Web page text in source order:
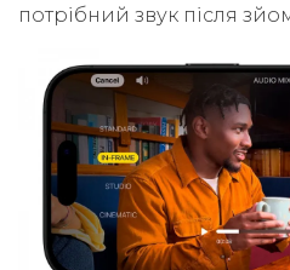
потрібний звук після